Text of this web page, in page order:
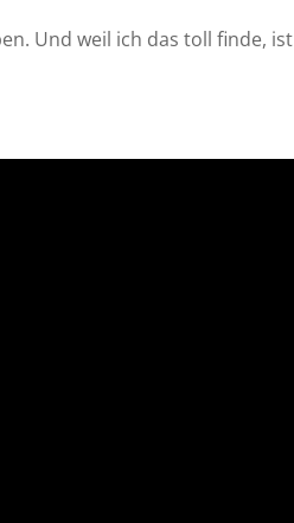
Und weil ich das toll finde, ist